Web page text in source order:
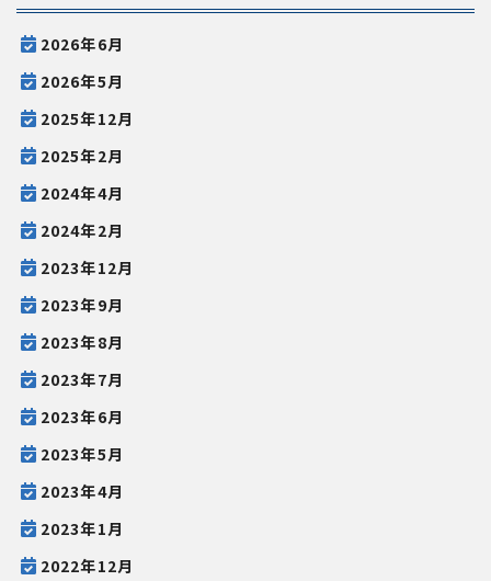
2026年6月
2026年5月
2025年12月
2025年2月
2024年4月
2024年2月
2023年12月
2023年9月
2023年8月
2023年7月
2023年6月
2023年5月
2023年4月
2023年1月
2022年12月